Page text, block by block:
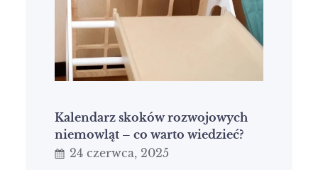
Kalendarz skoków rozwojowych
niemowląt – co warto wiedzieć?
24 czerwca, 2025